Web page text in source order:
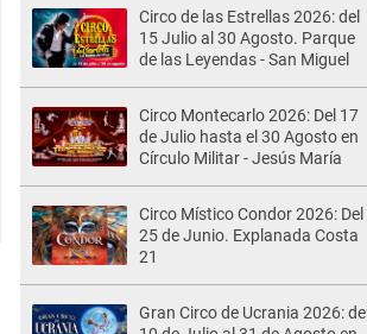
Circo de las Estrellas 2026: del
15 Julio al 30 Agosto. Parque
de las Leyendas - San Miguel
Circo Montecarlo 2026: Del 17
de Julio hasta el 30 Agosto en
Círculo Militar - Jesús María
Circo Místico Condor 2026: Del
25 de Junio. Explanada Costa
21
Gran Circo de Ucrania 2026: del